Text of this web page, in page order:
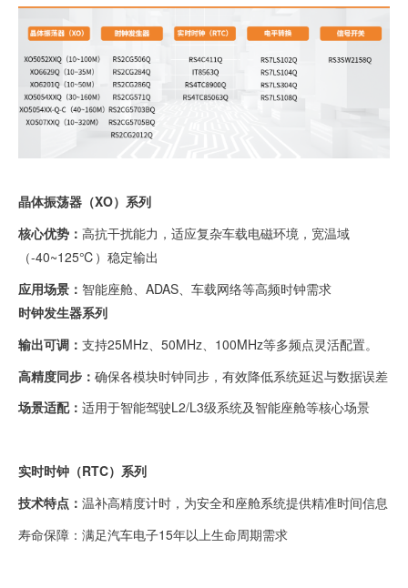
晶体振荡器（XO）系列
核心优势： 高抗干扰能力，适应复杂车载电磁环境，宽温域
（-40~125℃）稳定输出
应用场景： 智能座舱、ADAS、车载网络等高频时钟需求
时钟发生器系列
输出可调： 支持25MHz、50MHz、100MHz等多频点灵活配置。
高精度同步： 确保各模块时钟同步，有效降低系统延迟与数据误差
场景适配： 适用于智能驾驶L2/L3级系统及智能座舱等核心场景
实时时钟（RTC）系列
技术特点： 温补高精度计时，为安全和座舱系统提供精准时间信息
寿命保障： 满足汽车电子15年以上生命周期需求